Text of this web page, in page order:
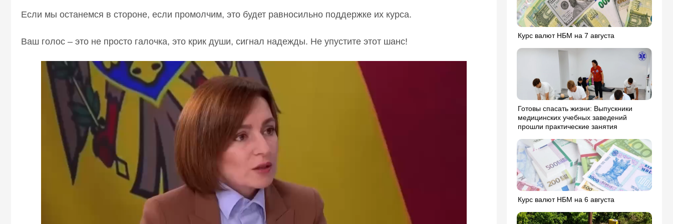
Если мы останемся в стороне, если промолчим, это будет равносильно поддержке их курса.
Ваш голос – это не просто галочка, это крик души, сигнал надежды. Не упустите этот шанс!
Курс валют НБМ на 7 августа
Готовы спасать жизни: Выпускники
медицинских учебных заведений
прошли практические занятия
Курс валют НБМ на 6 августа